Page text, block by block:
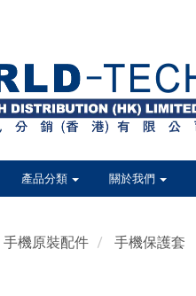
產品分類 關於我們
機原裝配件 手機保護套